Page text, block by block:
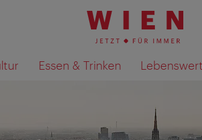
Essen & Trinken